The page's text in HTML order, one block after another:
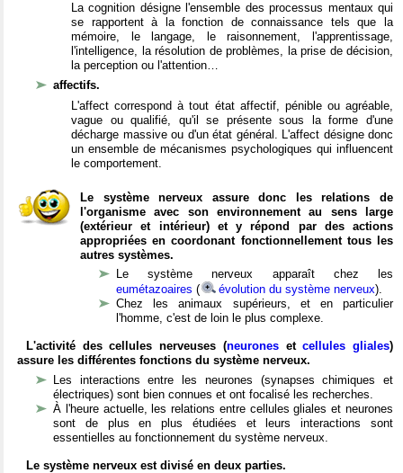
La cognition désigne l'ensemble des processus mentaux qui
se rapportent à la fonction de connaissance tels que la
mémoire, le langage, le raisonnement, l'apprentissage,
l'intelligence, la résolution de problèmes, la prise de décision,
la perception ou l'attention…
affectifs.
L'affect correspond à tout état affectif, pénible ou agréable,
vague ou qualifié, qu'il se présente sous la forme d'une
décharge massive ou d'un état général. L'affect désigne donc
un ensemble de mécanismes psychologiques qui influencent
le comportement.
Le système nerveux assure donc les relations de
l'organisme avec son environnement au sens large
(extérieur et intérieur) et y répond par des actions
appropriées en coordonant fonctionnellement tous les
autres systèmes.
Le système nerveux apparaît chez les
eumétazoaires ( évolution du système nerveux).
Chez les animaux supérieurs, et en particulier
l'homme, c'est de loin le plus complexe.
L'activité des cellules nerveuses (neuronesetcellules gliales)
assure les différentes fonctions du système nerveux.
Les interactions entre les neurones (synapses chimiques et
électriques) sont bien connues et ont focalisé les recherches.
À l'heure actuelle, les relations entre cellules gliales et neurones
sont de plus en plus étudiées et leurs interactions sont
essentielles au fonctionnement du système nerveux.
Le système nerveux est divisé en deux parties.